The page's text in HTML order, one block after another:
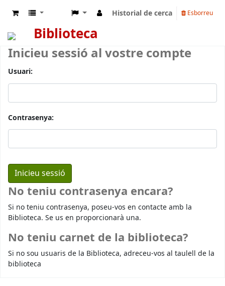
Historial de cerca Esborreu
Biblioteca
Inicieu sessió al vostre compte
Usuari:
Contrasenya:
No teniu contrasenya encara?
Si no teniu contrasenya, poseu-vos en contacte amb la
Biblioteca. Se us en proporcionarà una.
No teniu carnet de la biblioteca?
Si no sou usuaris de la Biblioteca, adreceu-vos al taulell de la
biblioteca